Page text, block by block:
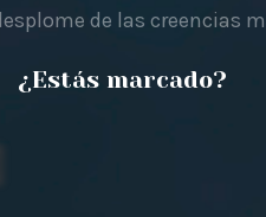
de las creencias
¿Estás marcado?